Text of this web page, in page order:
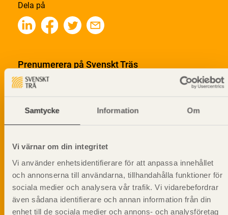
Samtycke Information Om
Vi värnar om din integritet
Vi använder enhetsidentifierare för att anpassa innehållet
och annonserna till användarna, tillhandahålla funktioner för
sociala medier och analysera vår trafik. Vi vidarebefordrar
även sådana identifierare och annan information från din
enhet till de sociala medier och annons- och analysföretag
Dela på
Prenumerera på Svenskt Träs
informationsutskick!